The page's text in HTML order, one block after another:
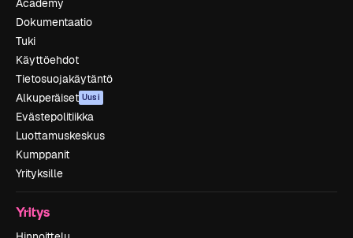
Academy
Dokumentaatio
Tuki
Käyttöehdot
Tietosuojakäytäntö
Alkuperäiset Uusi
Evästepolitiikka
Luottamuskeskus
Kumppanit
Yrityksille
Yritys